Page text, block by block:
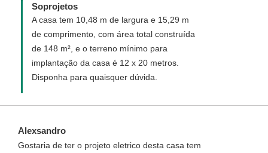
Soprojetos
A casa tem 10,48 m de largura e 15,29 m
de comprimento, com área total construída
de 148 m², e o terreno mínimo para
implantação da casa é 12 x 20 metros.
Disponha para quaisquer dúvida.
Alexsandro
Gostaria de ter o projeto eletrico desta casa tem